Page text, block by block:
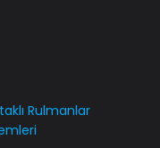
Rulmanlar